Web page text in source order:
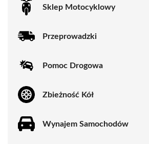
Sklep Motocyklowy
Przeprowadzki
Pomoc Drogowa
Zbieżność Kół
Wynajem Samochodów